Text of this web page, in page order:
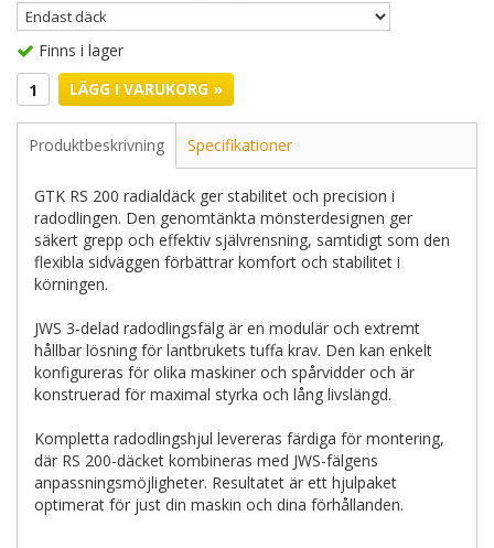
Finns i lager
LÄGG I VARUKORG »
Produktbeskrivning Specifikationer
GTK RS 200 radialdäck ger stabilitet och precision i
radodlingen. Den genomtänkta mönsterdesignen ger
säkert grepp och effektiv självrensning, samtidigt som den
flexibla sidväggen förbättrar komfort och stabilitet i
körningen.
JWS 3-delad radodlingsfälg är en modulär och extremt
hållbar lösning för lantbrukets tuffa krav. Den kan enkelt
konfigureras för olika maskiner och spårvidder och är
konstruerad för maximal styrka och lång livslängd.
Kompletta radodlingshjul levereras färdiga för montering,
där RS 200-däcket kombineras med JWS-fälgens
anpassningsmöjligheter. Resultatet är ett hjulpaket
optimerat för just din maskin och dina förhållanden.